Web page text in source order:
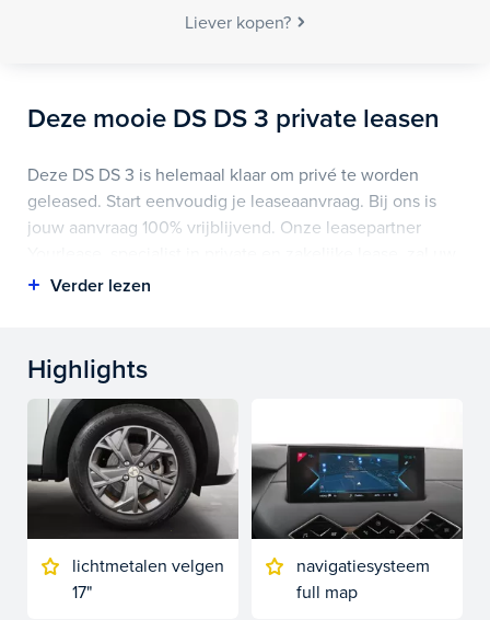
Liever kopen?
Deze mooie DS DS 3 private leasen
Deze DS DS 3 is helemaal klaar om privé te worden
geleased. Start eenvoudig je leaseaanvraag. Bij ons is
jouw aanvraag 100% vrijblijvend. Onze leasepartner
aanvraag verder verzorgen.
Smeeing Mobility en verzorgt (flexibele) private als
zakelijke (short)lease.
Kies voor het gemak van een
flexibele looptijd
Wanneer je kiest voor een flexibele looptijd, heb je de
mogelijkheid om al v.a. 12 maanden vrij op te zeggen.
Wij vragen dan een eenmalige aanbetaling van het basis
maandtermijn om jouw leasebedrag zo laag mogelijk te
Highlights
lichtmetalen velgen
17"
navigatiesysteem
full map